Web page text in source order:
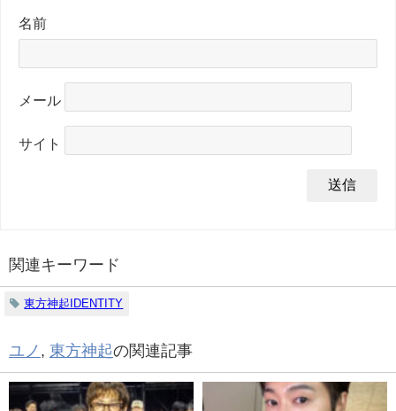
名前
メール
サイト
関連キーワード
東方神起IDENTITY
ユノ , 東方神起の関連記事